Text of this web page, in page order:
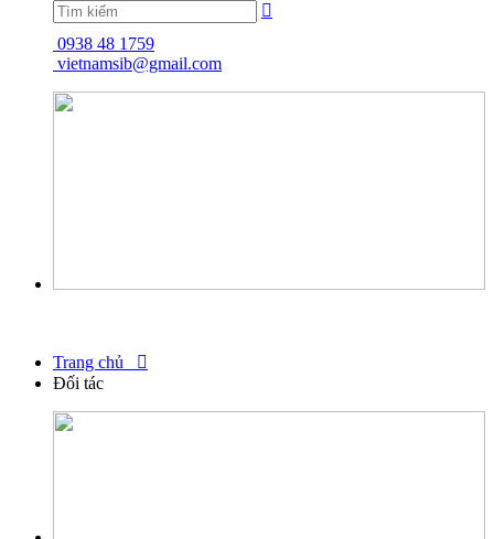

0938 48 1759
vietnamsib@gmail.com
Trang chủ

Đối tác